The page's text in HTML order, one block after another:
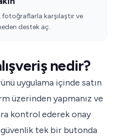
karşılaştır ve
destek aç.
nedir?
uygulama içinde satın
üzerinden yapmanız ve
kontrol ederek onay
tek bir butonda